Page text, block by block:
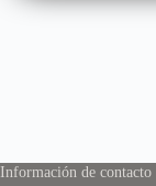
Información de contacto